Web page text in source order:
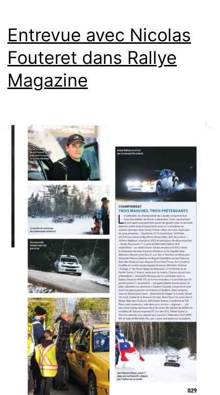
Entrevue avec Nicolas
Fouteret dans Rallye
Magazine